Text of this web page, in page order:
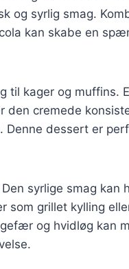
og syrlig smag.
kan skabe en
til kager og muffins.
den cremede
Denne dessert er
syrlige smag kan
som grillet kylling
og hvidløg kan